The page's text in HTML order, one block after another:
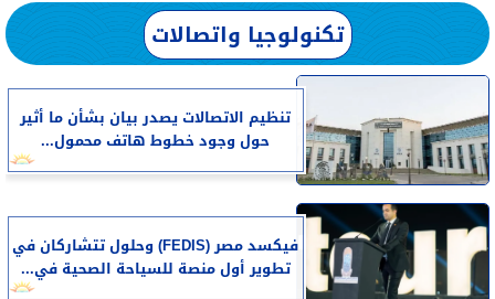
تكنولوجيا واتصالات
تنظيم الاتصالات يصدر بيان بشأن ما أثير
حول وجود خطوط هاتف محمول...
فيكسد مصر (FEDIS) وحلول تتشاركان في
تطوير أول منصة للسياحة الصحية في...